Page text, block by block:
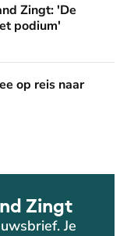
vrouw' en 'Pak
Zingt: 'De
podium'
Denemarken!
op reis naar
Zingt
Je